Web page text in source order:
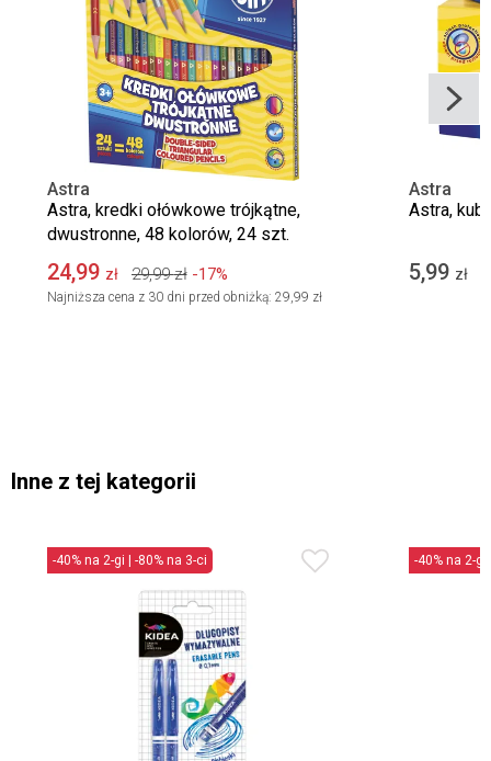
Astra
Astra, kredki ołówkowe trójkątne,
dwustronne, 48 kolorów, 24 szt.
24,99 zł 29,99 zł -17%
Najniższa cena z 30 dni przed obniżką: 29,99 zł
Astra
Astra,
5,99 zł
Inne z tej kategorii
-40% na 2-gi | -80% na 3-ci -40% na 2-gi